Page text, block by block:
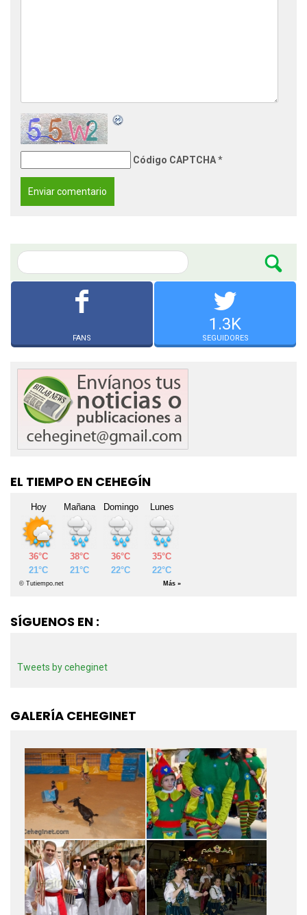
Código CAPTCHA*
FANS
1.3K
SEGUIDORES
EL TIEMPO EN CEHEGÍN
SÍGUENOS EN :
Tweets by ceheginet
GALERÍA CEHEGINET